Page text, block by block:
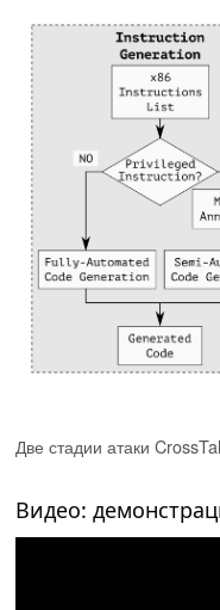
Две стадии атаки
Видео: